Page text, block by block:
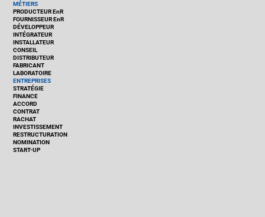
MÉTIERS
PRODUCTEUR EnR
FOURNISSEUR EnR
DÉVELOPPEUR
INTÉGRATEUR
INSTALLATEUR
CONSEIL
DISTRIBUTEUR
FABRICANT
LABORATOIRE
ENTREPRISES
STRATÉGIE
FINANCE
ACCORD
CONTRAT
RACHAT
INVESTISSEMENT
RESTRUCTURATION
NOMINATION
START-UP